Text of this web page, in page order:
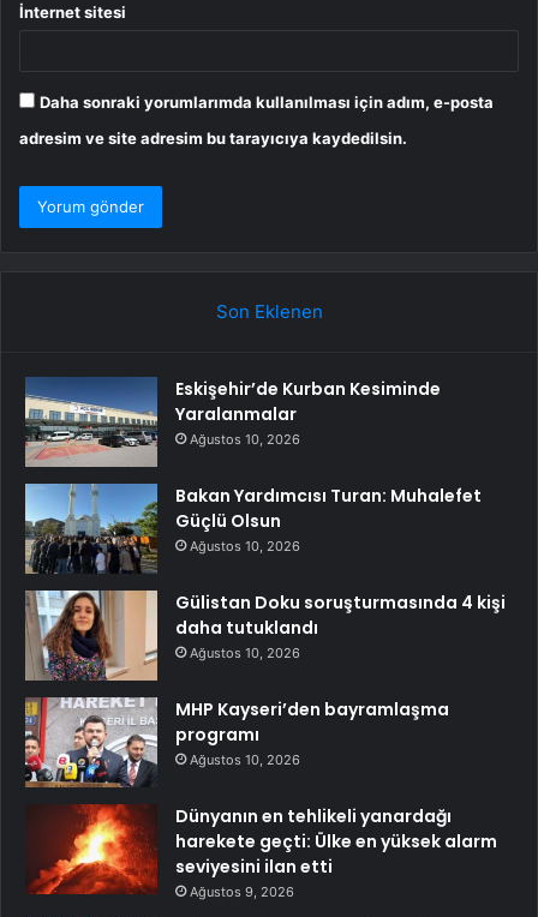
İnternet sitesi
Daha sonraki yorumlarımda kullanılması için adım, e-posta
adresim ve site adresim bu tarayıcıya kaydedilsin.
Son Eklenen
Eskişehir’de Kurban Kesiminde
Yaralanmalar
Ağustos 10, 2026
Bakan Yardımcısı Turan: Muhalefet
Güçlü Olsun
Ağustos 10, 2026
Gülistan Doku soruşturmasında 4 kişi
daha tutuklandı
Ağustos 10, 2026
MHP Kayseri’den bayramlaşma
programı
Ağustos 10, 2026
Dünyanın en tehlikeli yanardağı
harekete geçti: Ülke en yüksek alarm
seviyesini ilan etti
Ağustos 9, 2026